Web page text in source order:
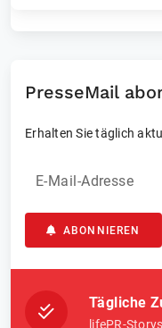
PresseMail
Erhalten Sie täglich
E-Mail-Adresse
ABONNIEREN
Tägliche
lifePR-